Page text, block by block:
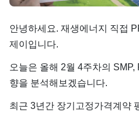
단가
안녕하세요. 재생에너지 직접
제이입니다.
오늘은 올해 2월 4주차의
향을 분석해보겠습니다.
최근 3년간 장기고정가격계약